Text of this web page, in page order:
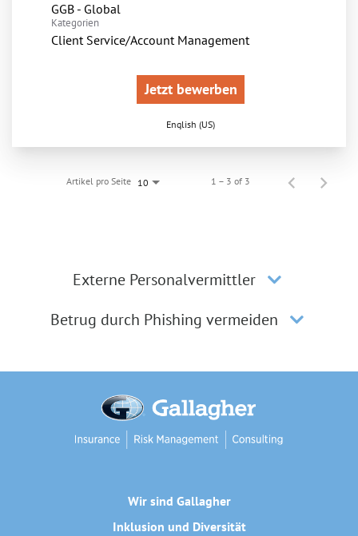
GGB - Global
Kategorien
Client Service/Account Management
Jetzt bewerben
English (US)
Artikel pro Seite 10 1 – 3 of 3
Externe Personalvermittler
Betrug durch Phishing vermeiden
Wir sind Gallagher
Inklusion und Diversität